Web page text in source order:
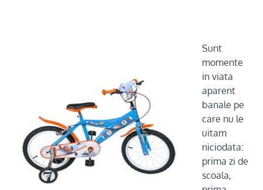
Sunt
momente
in viata
aparent
banale pe
care nu le
uitam
niciodata:
prima zi de
scoala,